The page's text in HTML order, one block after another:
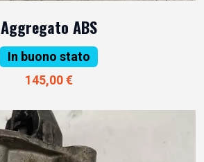
Aggregato ABS
In buono stato
145,00 €